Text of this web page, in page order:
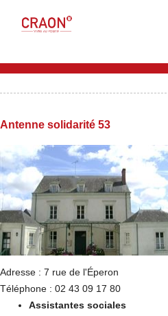
Antenne solidarité 53
Adresse : 7 rue de l'Éperon
Téléphone : 02 43 09 17 80
Assistantes sociales